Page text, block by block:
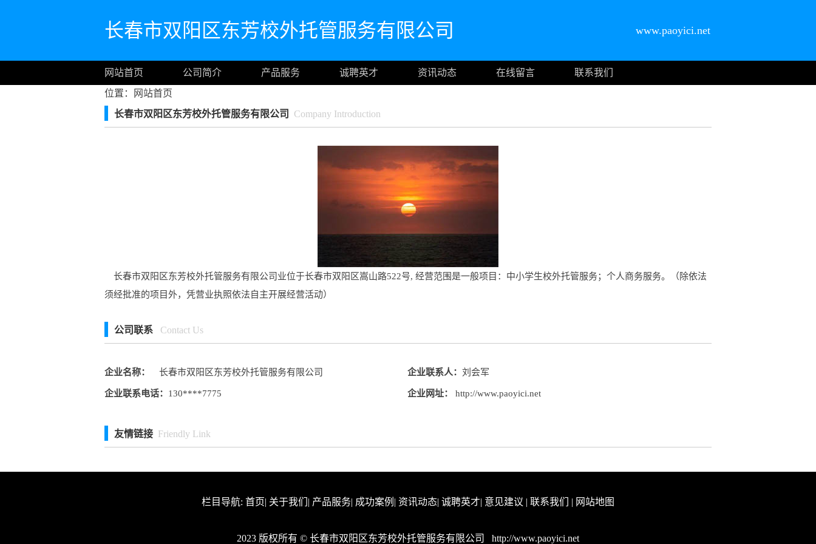
长春市双阳区东芳校外托管服务有限公司 www.paoyici.net
网站首页 公司简介 产品服务 诚聘英才 资讯动态 在线留言
联系我们
位置：
网站首页
长春市双阳区东芳校外托管服务有限公司
Company Introduction
长春市双阳区东芳校外托管服务有限公司业位于长春市双阳区嵩山路522号, 经营范围是一般项目：中小学生校外托管服务；个人商务服务。（除依法
须经批准的项目外，凭营业执照依法自主开展经营活动）
公司联系 Contact Us
企业名称： 长春市双阳区东芳校外托管服务有限公司 企业联系人： 刘会军
企业联系电话： 130****7775 企业网址： http://www.paoyici.net
友情链接 Friendly Link
栏目导航: 首页| 关于我们 | 产品服务| 成功案例 | 资讯动态| 诚聘英才| 意见建议 | 联系我们 | 网站地图
2023 版权所有 © 长春市双阳区东芳校外托管服务有限公司 http://www.paoyici.net